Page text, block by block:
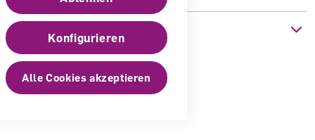
Konfigurieren
Alle Cookies akzeptieren